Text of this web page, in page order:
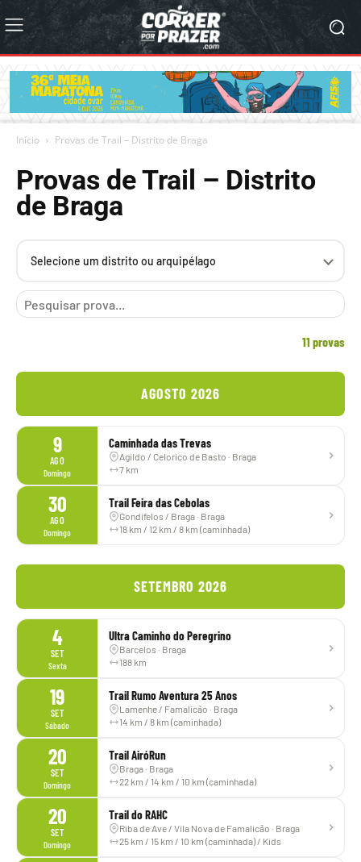
Início Provas de Trail – Distrito de Braga
Provas de Trail – Distrito
de Braga
distrito
ou
11 provas
AGOSTO 2026
9
AGO
Domingo
Caminhada das Trevas
Agildo / Celorico de Basto · Braga
7 km
30
AGO
Domingo
Trail Feira das Cebolas
Gondifelos / Braga · Braga
18 km / 12 km / 8 km (caminhada)
SETEMBRO 2026
4
SET
Sexta
Ultra Caminho do Peregrino
Barcelos · Braga
188 km
19
SET
Sábado
Trail Rumo Aventura 25 Anos
Lamenhe / Famalicão · Braga
14 km / 8 km (caminhada)
20
SET
Domingo
Trail AiróRun
Braga · Braga
22 km / 14 km / 10 km (caminhada)
20
SET
Domingo
Trail do RAHC
Riba de Ave / Vila Nova de Famalicão · Braga
25 km / 15 km / 10 km (caminhada) / Kids